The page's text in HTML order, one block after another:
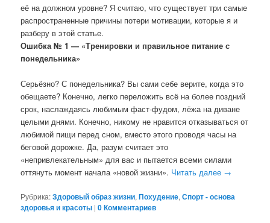
её на должном уровне? Я считаю, что существует три самые
распространенные причины потери мотивации, которые я и
разберу в этой статье.
Ошибка № 1 — «Тренировки и правильное питание с
понедельника»
Серьёзно? С понедельника? Вы сами себе верите, когда это
обещаете? Конечно, легко переложить всё на более поздний
срок, наслаждаясь любимым фаст-фудом, лёжа на диване
целыми днями. Конечно, никому не нравится отказываться от
любимой пищи перед сном, вместо этого проводя часы на
беговой дорожке. Да, разум считает это
«непривлекательным» для вас и пытается всеми силами
оттянуть момент начала «новой жизни». Читать далее →
Рубрика:Здоровый образ жизни,Похудение,Спорт - основа
здоровья и красоты |0 Комментариев